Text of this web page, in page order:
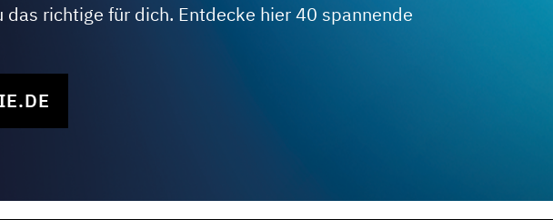
richtige für dich. Entdecke hier 40 spannende